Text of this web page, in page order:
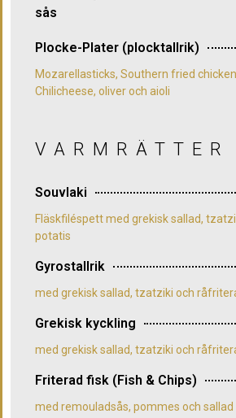
sås
Plocke-Plater (plocktallrik)
Mozarellasticks, Southern fried
Chilicheese, oliver och aioli
VARMRÄTTER
Souvlaki
Fläskfiléspett med grekisk sallad,
potatis
Gyrostallrik
med grekisk sallad, tzatziki och
Grekisk kyckling
med grekisk sallad, tzatziki och
Friterad fisk (Fish & Chips)
med remouladsås, pommes och sallad